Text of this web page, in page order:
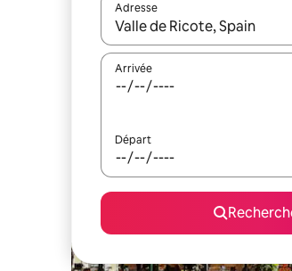
Adresse
Lorsque les résultats
Arrivée
Départ